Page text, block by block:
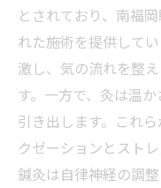
とされており、南福
れた施術を提供して
激し、気の流れを整
す。一方で、灸は温
引き出します。これ
クゼーションとスト
鍼灸は自律神経の調